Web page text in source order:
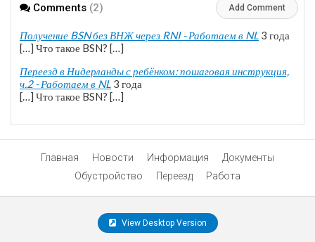
Comments (2) Add Comment
Получение BSN без ВНЖ через RNI - Работаем в NL 3 года
[…] Что такое BSN? […]
Переезд в Нидерланды с ребёнком: пошаговая инструкция,
ч.2 - Работаем в NL 3 года
[…] Что такое BSN? […]
Главная Новости Информация
Документы
Обустройство
Переезд Работа
View Desktop Version